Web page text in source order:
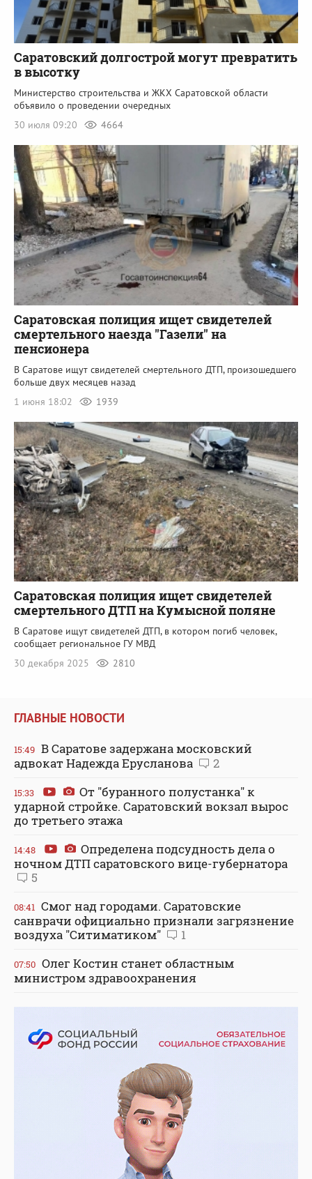
Саратовский долгострой могут превратить
в высотку
Министерство строительства и ЖКХ Саратовской области
объявило о проведении очередных
30 июля 09:20
4664
Саратовская полиция ищет свидетелей
смертельного наезда "Газели" на
пенсионера
В Саратове ищут свидетелей смертельного ДТП, произошедшего
больше двух месяцев назад
1 июня 18:02
1939
Саратовская полиция ищет свидетелей
смертельного ДТП на Кумысной поляне
В Саратове ищут свидетелей ДТП, в котором погиб человек,
сообщает региональное ГУ МВД
30 декабря 2025
2810
ГЛАВНЫЕ НОВОСТИ
15:49 В Саратове задержана московский
адвокат Надежда Ерусланова
2
15:33
От "буранного полустанка" к
ударной стройке. Саратовский вокзал вырос
до третьего этажа
14:48
Определена подсудность дела о
ночном ДТП саратовского вице-губернатора
5
08:41 Смог над городами. Саратовские
санврачи официально признали загрязнение
воздуха "Ситиматиком"
1
07:50 Олег Костин станет областным
министром здравоохранения